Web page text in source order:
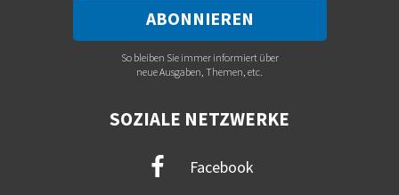
So bleiben Sie immer informiert über
neue Ausgaben, Themen, etc.
SOZIALE NETZWERKE
Facebook